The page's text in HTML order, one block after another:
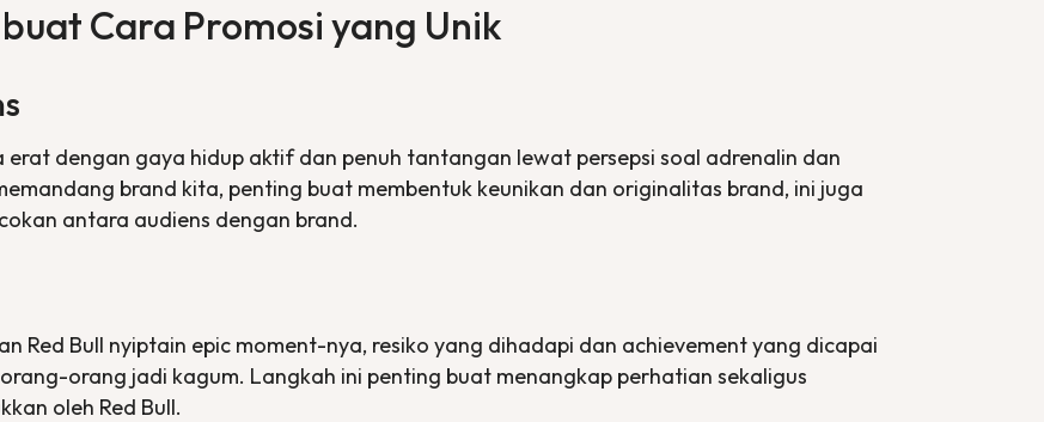
Cara Promosi yang Unik
erat dengan gaya hidup aktif dan penuh tantangan lewat persepsi soal adrenalin dan
brand kita, penting buat membentuk keunikan dan originalitas brand, ini juga
antara audiens dengan brand.
Red Bull nyiptain epic moment-nya, resiko yang dihadapi dan achievement yang dicapai
orang jadi kagum. Langkah ini penting buat menangkap perhatian sekaligus
oleh Red Bull.